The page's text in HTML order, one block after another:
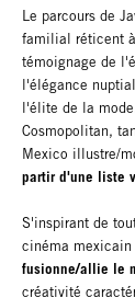
Le parcours de
familial réticent
témoignage de
l'élégance
l'élite de la
Cosmopolitan,
Mexico illustre/
partir d'une liste
S'inspirant de
cinéma mexicain
fusionne/allie le
créativité